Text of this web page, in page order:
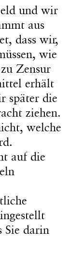
und wir
aus
dass wir,
wie
Zensur
erhält
später die
ziehen.
welche
auf die
Sie darin